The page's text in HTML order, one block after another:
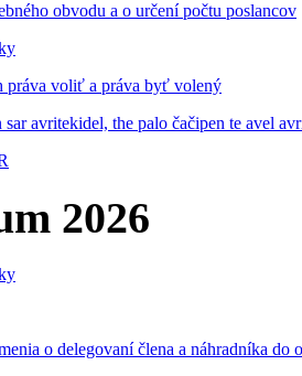
obvodu a o určení počtu poslancov
práva voliť a práva byť volený
avritekidel, the palo čačipen te avel
2026
o delegovaní člena a náhradníka